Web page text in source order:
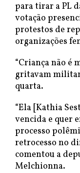
para tirar a PL
votação
protestos de
organizações
“Criança não é
gritavam
quarta.
“Ela [Kathia
vencida e quer
processo
retrocesso no
comentou a
Melchionna.